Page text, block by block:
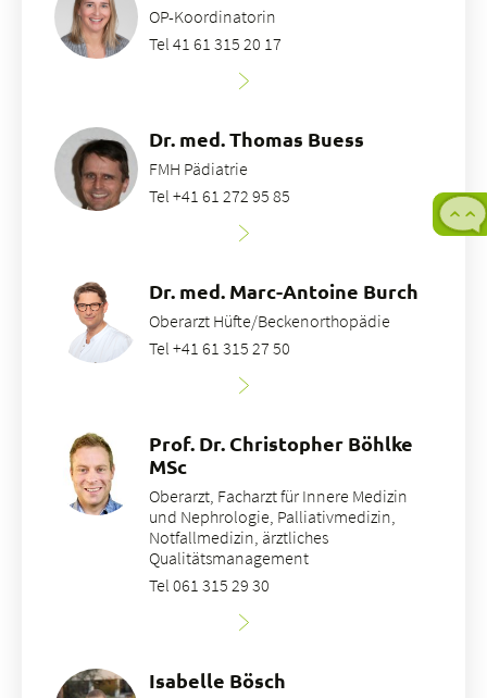
OP-Koordinatorin
Tel 41 61 315 20 17
Dr. med. Thomas Buess
FMH Pädiatrie
Tel +41 61 272 95 85
Dr. med. Marc-Antoine Burch
Oberarzt Hüfte/Beckenorthopädie
Tel +41 61 315 27 50
Prof. Dr. Christopher Böhlke
MSc
Oberarzt, Facharzt für Innere Medizin
und Nephrologie, Palliativmedizin,
Notfallmedizin, ärztliches
Qualitätsmanagement
Tel 061 315 29 30
Isabelle Bösch